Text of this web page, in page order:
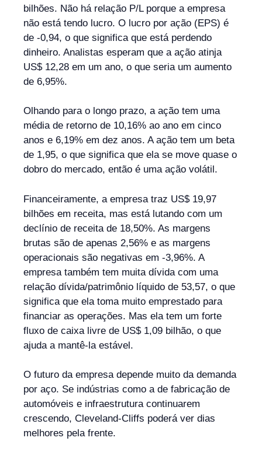
bilhões. Não há relação P/L porque a empresa
não está tendo lucro. O lucro por ação (EPS) é
de -0,94, o que significa que está perdendo
dinheiro. Analistas esperam que a ação atinja
US$ 12,28 em um ano, o que seria um aumento
de 6,95%.
Olhando para o longo prazo, a ação tem uma
média de retorno de 10,16% ao ano em cinco
anos e 6,19% em dez anos. A ação tem um beta
de 1,95, o que significa que ela se move quase o
dobro do mercado, então é uma ação volátil.
Financeiramente, a empresa traz US$ 19,97
bilhões em receita, mas está lutando com um
declínio de receita de 18,50%. As margens
brutas são de apenas 2,56% e as margens
operacionais são negativas em -3,96%. A
empresa também tem muita dívida com uma
relação dívida/patrimônio líquido de 53,57, o que
significa que ela toma muito emprestado para
financiar as operações. Mas ela tem um forte
fluxo de caixa livre de US$ 1,09 bilhão, o que
ajuda a mantê-la estável.
O futuro da empresa depende muito da demanda
por aço. Se indústrias como a de fabricação de
automóveis e infraestrutura continuarem
crescendo, Cleveland-Cliffs poderá ver dias
melhores pela frente.